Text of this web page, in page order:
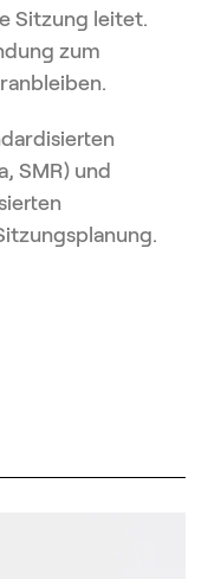
Sitzung leitet.
zum
SMR) und